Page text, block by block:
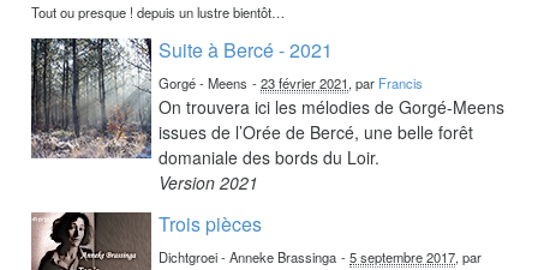
Tout ou presque ! depuis un lustre bientôt…
Suite à Bercé - 2021
Gorgé - Meens -23 février 2021, par Francis
On trouvera ici les mélodies de Gorgé-Meens
issues de l’Orée de Bercé, une belle forêt
domaniale des bords du Loir.
Version 2021
Trois pièces
Dichtgroei - Anneke Brassinga -5 septembre 2017, par